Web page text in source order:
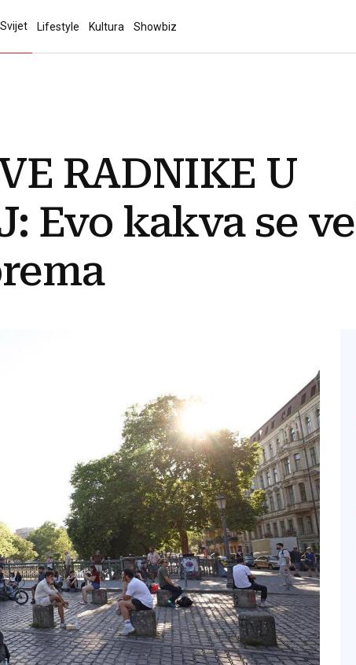
Svijet Lifestyle Kultura Showbiz
RADNIKE U
Evo kakva se